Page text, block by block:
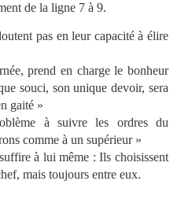
de la ligne 7 à 9.
pas en leur capacité à élire
prend en charge le bonheur
souci, son unique devoir, sera
gaité »
à suivre les ordres du
comme à un supérieur »
à lui même : Ils choisissent
mais toujours entre eux.